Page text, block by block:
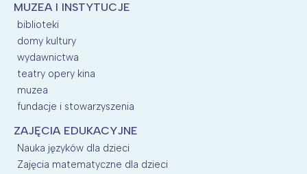
MUZEA I INSTYTUCJE
biblioteki
domy kultury
wydawnictwa
teatry opery kina
muzea
fundacje i stowarzyszenia
ZAJĘCIA EDUKACYJNE
Nauka języków dla dzieci
Zajęcia matematyczne dla dzieci